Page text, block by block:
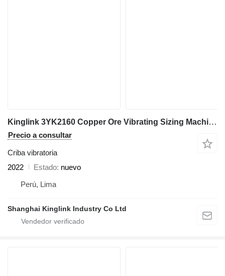
Kinglink 3YK2160 Copper Ore Vibrating Sizing Machine
Precio a consultar
Criba vibratoria
2022
Estado nuevo
Perú, Lima
Shanghai Kinglink Industry Co Ltd